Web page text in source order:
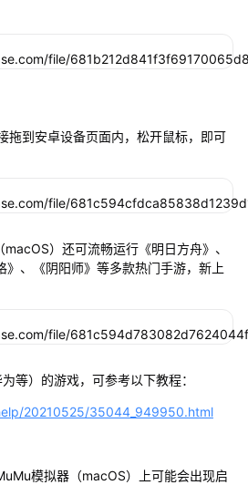
到安卓设备页面内，松开鼠标，即可
）还可流畅运行《明日方舟》、
》、《阴阳师》等多款热门手游，新上
等）的游戏，可参考以下教程：
20210525/35044_949950.html
模拟器（macOS）上可能会出现启